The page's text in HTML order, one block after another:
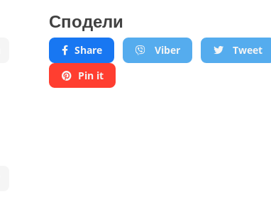
Сподели
Share Viber
Tweet
Pin it